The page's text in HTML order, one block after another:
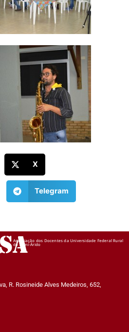
X
Telegram
Associação dos Docentes da Universidade Federal Rural
do Semi-Árido
R. Rosineide Alves Medeiros, 652,